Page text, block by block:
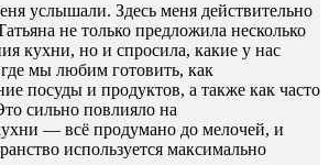
услышали. Здесь меня действительно
не только предложила несколько
кухни, но и спросила, какие у нас
мы любим готовить, как
посуды и продуктов, а также как часто
сильно повлияло на
— всё продумано до мелочей, и
используется максимально